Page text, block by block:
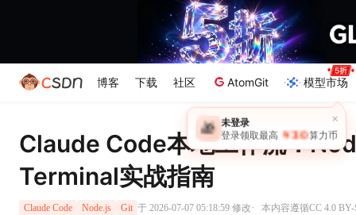
博客 下载 社区 AtomGit 模型市场
×
🎁 未登录
登录领取最高 ￥30 算力币
Claude Code本地工作流：
Terminal实战指南
Claude Code Node.js Git 于 2026-07-07 05:18:59 修改· 本内容遵循CC 4.0